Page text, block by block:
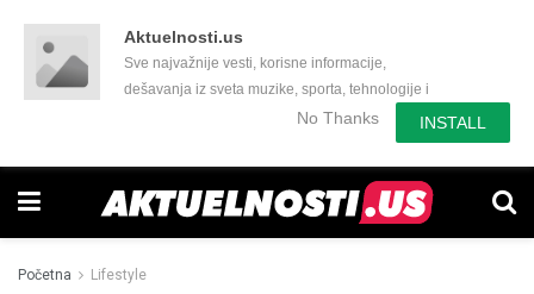
Aktuelnosti.us
Sve najvažnije vesti, korisne informacije,
dešavanja iz sveta muzike, sporta, tehnologije i
još mnogo toga zanimljivog.No Thanks INSTALL
Početna Lifestyle